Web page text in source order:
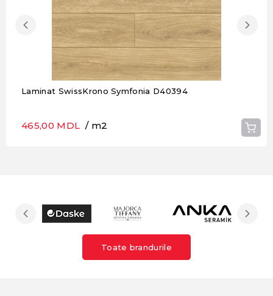
Laminat SwissKrono Symfonia D40394
465,00 MDL / m2
Toate brandurile